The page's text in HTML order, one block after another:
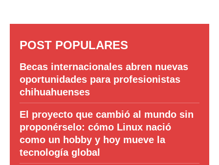
POST POPULARES
Becas internacionales abren nuevas
oportunidades para profesionistas
chihuahuenses
El proyecto que cambió al mundo sin
proponérselo: cómo Linux nació
como un hobby y hoy mueve la
tecnología global